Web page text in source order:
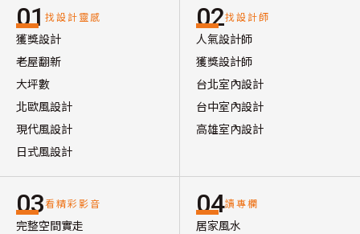
01 找設計靈感
獲獎設計
老屋翻新
大坪數
北歐風設計
現代風設計
日式風設計
02找設計師
人氣設計師
獲獎設計師
台北室內設計
台中室內設計
高雄室內設計
03看精彩影音
完整空間實走
04讀專欄
居家風水